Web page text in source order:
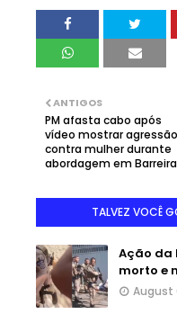
ANTIGOS
PM afasta cabo após
vídeo mostrar agressão
contra mulher durante
abordagem em
TALVEZ VOCÊ
Ação da
morto e
August